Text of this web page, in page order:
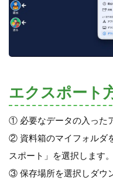
エクスポート
① 必要なデータの入った
② 資料箱のマイフォルダ
スポート」を選択します。
③ 保存場所を選択しダウ